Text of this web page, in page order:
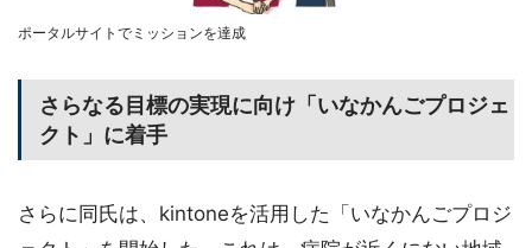
ポータルサイトでミッションを達成
さらなる目標の実現に向け「いなかんごプロジェ
クト」に着手
さらに同氏は、kintoneを活用した「いなかんごプロジ